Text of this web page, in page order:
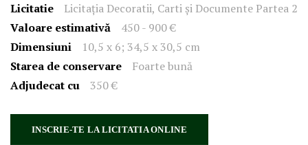
Licitatie
Licitația Decoratii, Carti și Documente Partea 2
Valoare estimativă
450 - 900 €
Dimensiuni
​​10,5 x 6; 34,5 x 30,5 cm
Starea de conservare
Foarte bună
Adjudecat cu
350 €
INSCRIE-TE LA LICITATIA ONLINE